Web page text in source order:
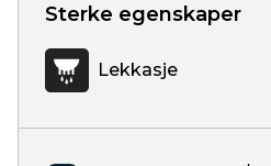
Sterke egenskaper
Lekkasje